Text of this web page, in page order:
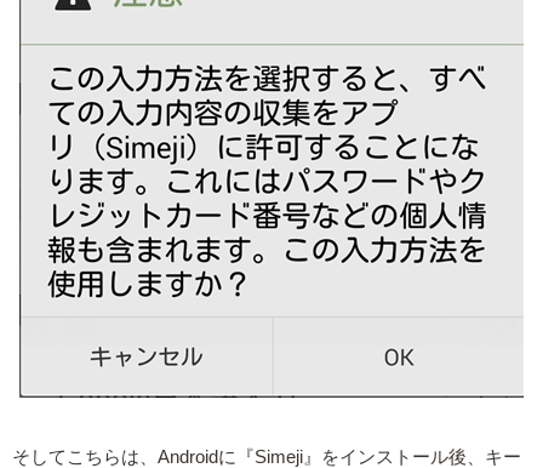
そしてこちらは、Androidに『Simeji』をインストール後、キー